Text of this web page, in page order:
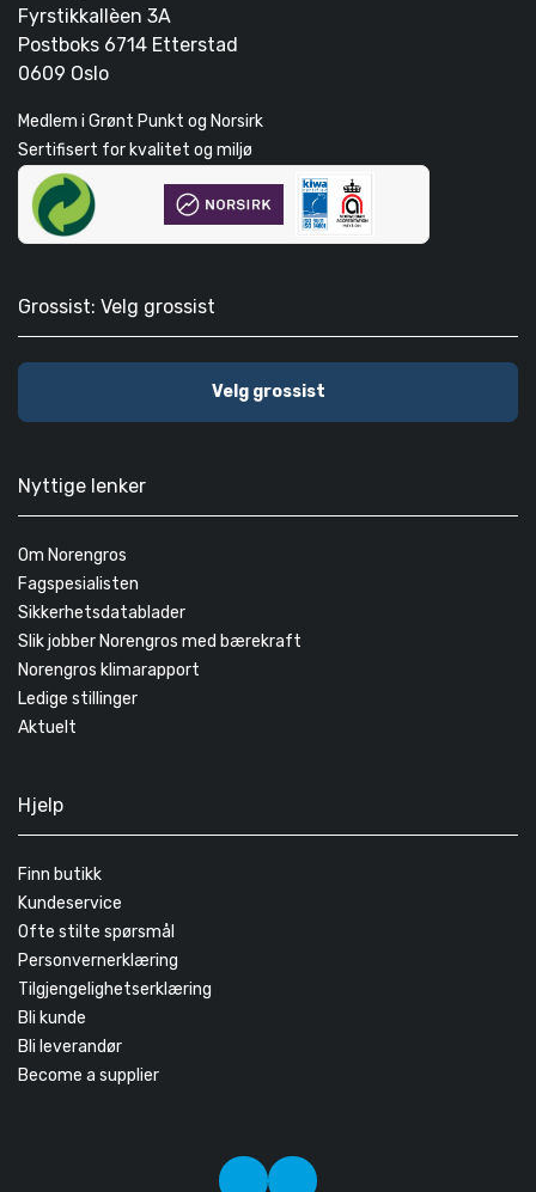
Fyrstikkallèen 3A
Postboks 6714 Etterstad
0609 Oslo
Medlem i Grønt Punkt og Norsirk
Sertifisert for kvalitet og miljø
Grossist: Velg grossist
Velg grossist
Nyttige lenker
Om Norengros
Fagspesialisten
Sikkerhetsdatablader
Slik jobber Norengros med bærekraft
Norengros klimarapport
Ledige stillinger
Aktuelt
Hjelp
Finn butikk
Kundeservice
Ofte stilte spørsmål
Personvernerklæring
Tilgjengelighetserklæring
Bli kunde
Bli leverandør
Become a supplier